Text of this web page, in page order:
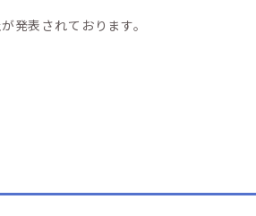
表されております。